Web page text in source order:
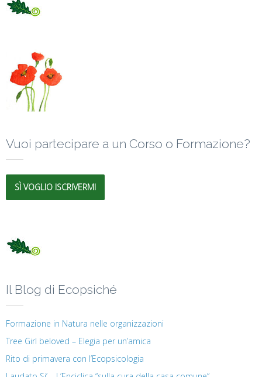
Vuoi partecipare a un Corso o Formazione?
SÌ VOGLIO ISCRIVERMI
Il Blog di Ecopsiché
Formazione in Natura nelle organizzazioni
Tree Girl beloved – Elegia per un’amica
Rito di primavera con l’Ecopsicologia